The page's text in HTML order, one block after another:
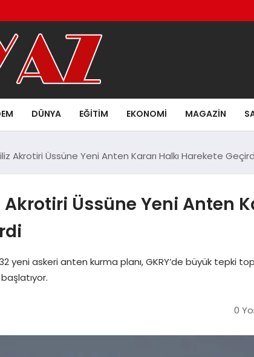
DÜNYA EĞITIM EKONOMI MAGAZIN
Akrotiri Üssüne Yeni Anten Kararı Halkı Harekete
Akrotiri Üssüne Yeni Anten
yeni askeri anten kurma planı, GKRY’de büyük tepki
0